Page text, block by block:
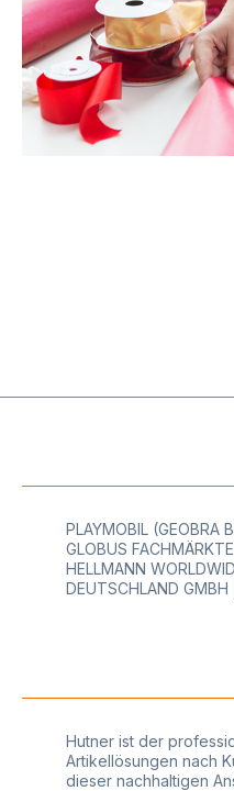
PLAYMOBIL (GEOBRA
GLOBUS
HELLMANN
DEUTSCHLAND GMBH
Hutner ist der
Artikellösungen nach
dieser nachhaltigen